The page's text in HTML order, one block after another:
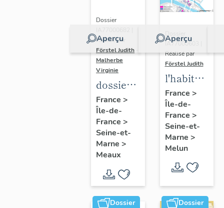
Aperçu
Dossier
Réalisé par
Förstel Judith
Malherbe
Virginie
dossier
collectif
sur les
cours
communes
du
Faubourg
Saint-
Nicolas
France >
Île-de-
France >
Seine-et-
Marne >
Meaux
Aperçu
IA77000603 |
Réalisé par
Förstel Judith
l'habitat
à Melun
France >
Île-de-
France >
Seine-et-
Marne >
Melun
Dossier Dossier